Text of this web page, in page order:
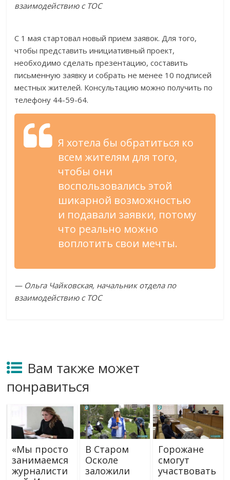
взаимодействию с ТОС
С 1 мая стартовал новый прием заявок. Для того,
чтобы представить инициативный проект,
необходимо сделать презентацию, составить
письменную заявку и собрать не менее 10 подписей
местных жителей. Консультацию можно получить по
телефону 44-59-64.
Я хотела бы обратиться ко
всем жителям для того,
чтобы они
воспользовались этой
шикарной возможностью
и подавали заявки, потому
что реально можно
воплотить свои мечты.
— Ольга Чайковская, начальник отдела по
взаимодействию с ТОС
Вам также может
понравиться
«Мы просто
занимаемся
журналисти
В Старом
Осколе
заложили
Горожане
смогут
участвовать